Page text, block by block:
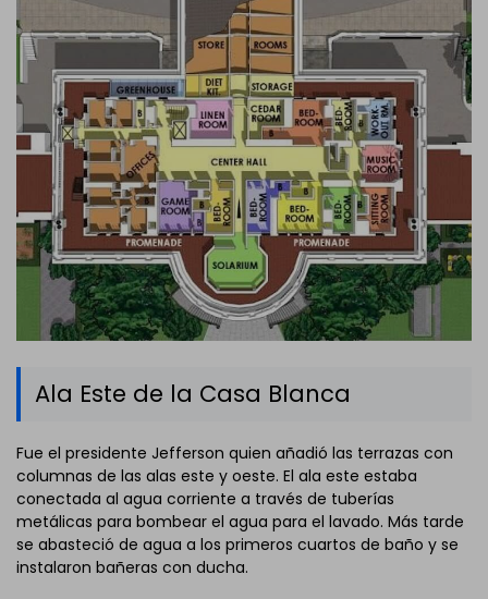
Ala Este de la Casa Blanca
Fue el presidente Jefferson quien añadió las terrazas con
columnas de las alas este y oeste. El ala este estaba
conectada al agua corriente a través de tuberías
metálicas para bombear el agua para el lavado. Más tarde
se abasteció de agua a los primeros cuartos de baño y se
instalaron bañeras con ducha.